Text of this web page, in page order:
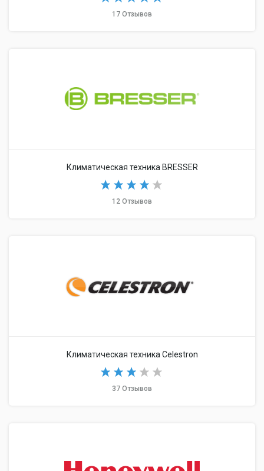
17 Отзывов
Климатическая техника BRESSER
12 Отзывов
Климатическая техника Celestron
37 Отзывов